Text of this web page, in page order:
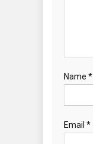
Name *
Email *